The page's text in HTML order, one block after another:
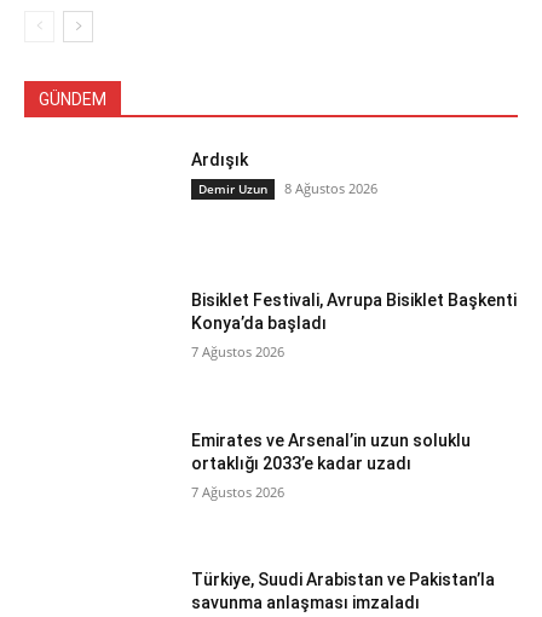
GÜNDEM
Ardışık
Demir Uzun 8 Ağustos 2026
Bisiklet Festivali, Avrupa Bisiklet Başkenti
Konya’da başladı
7 Ağustos 2026
Emirates ve Arsenal’in uzun soluklu
ortaklığı 2033’e kadar uzadı
7 Ağustos 2026
Türkiye, Suudi Arabistan ve Pakistan’la
savunma anlaşması imzaladı